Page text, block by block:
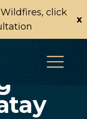
click
x